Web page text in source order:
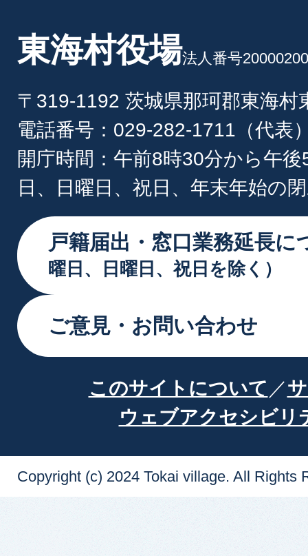
東海村役場法人番号
〒319-1192 茨城県那珂郡東海村
電話番号：029-282-1711（代表
開庁時間：午前8時30分から午
日、日曜日、祝日、年末年始の
戸籍届出・窓口業務延長に
曜日、日曜日、祝日を除く）
ご意見・お問い合わせ
このサイトについて
ウェブアクセシビリ
Copyright (c) 2024 Tokai village. All Rights